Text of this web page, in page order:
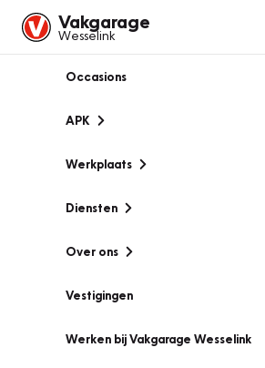
Vakgarage
Wesselink
Occasions
APK
Werkplaats
Diensten
Over ons
Vestigingen
Werken bij Vakgarage Wesselink